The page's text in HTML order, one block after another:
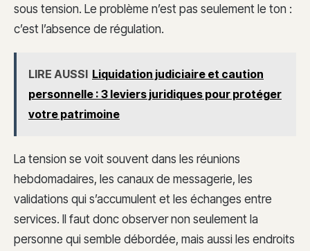
sous tension. Le problème n’est pas seulement le ton :
c’est l’absence de régulation.
LIRE AUSSI Liquidation judiciaire et caution
personnelle : 3 leviers juridiques pour protéger
votre patrimoine
La tension se voit souvent dans les réunions
hebdomadaires, les canaux de messagerie, les
validations qui s’accumulent et les échanges entre
services. Il faut donc observer non seulement la
personne qui semble débordée, mais aussi les endroits